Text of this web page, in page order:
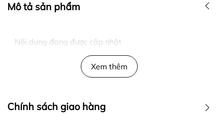
Mô tả sản phẩm
Nội dung đang được cập nhật
Xem thêm
Chính sách giao hàng